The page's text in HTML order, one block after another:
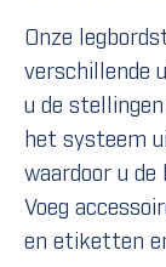
Onze
verschillende
u de
het systeem
waardoor u
Voeg
en etiketten